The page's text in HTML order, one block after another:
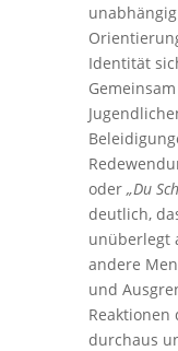
Identität
oder „Du
deutlich,
unüberlegt
andere
und
Reaktionen
durchaus